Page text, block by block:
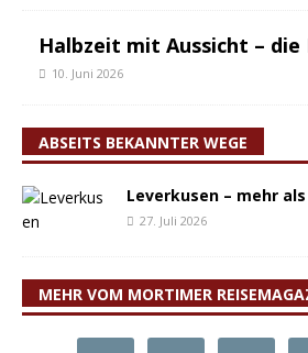
Halbzeit mit Aussicht – die
10. Juni 2026
ABSEITS BEKANNTER WEGE
Leverkusen – mehr
27. Juli 2026
MEHR VOM MORTIMER